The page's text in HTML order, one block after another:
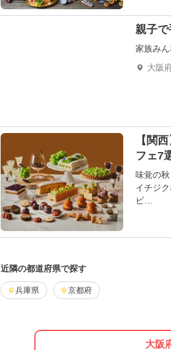
親子
家族み
大阪
【関
フェ7
味覚の
イチジ
ビ…
近隣の都道府県で探す
兵庫県 京都府
大阪